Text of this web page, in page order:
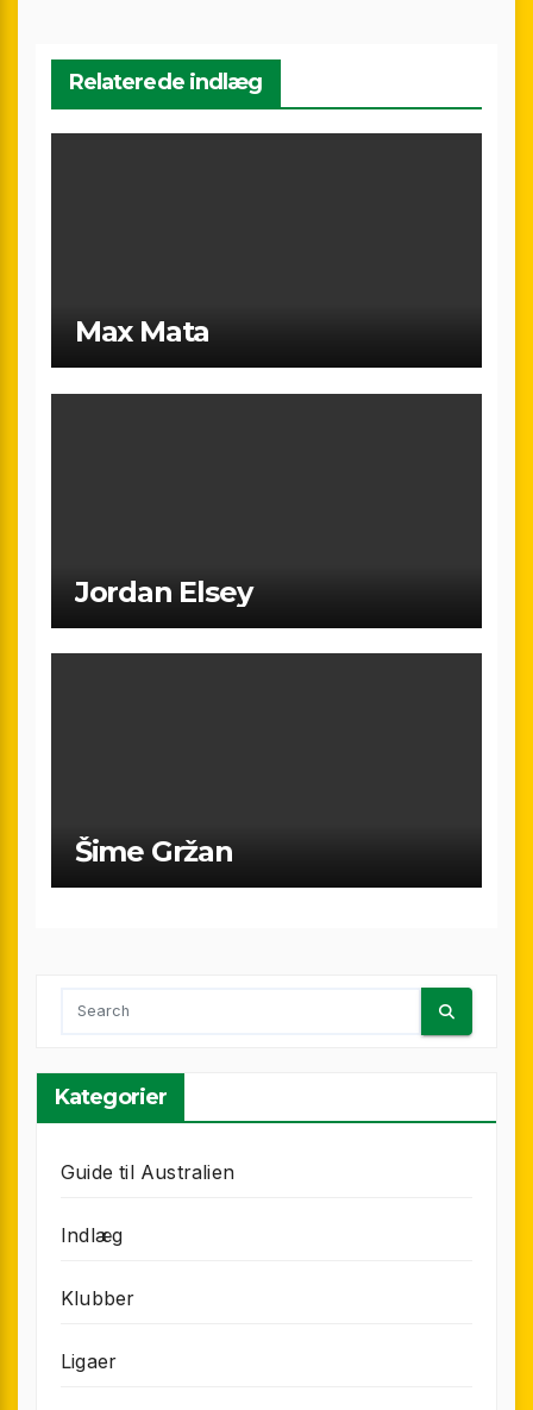
Relaterede indlæg
Max Mata
Jordan Elsey
Šime Gržan
Kategorier
Guide til Australien
Indlæg
Klubber
Ligaer